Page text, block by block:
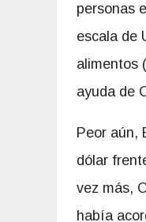
personas
escala de
alimentos (
ayuda de
Peor aún,
dólar
vez más,
había